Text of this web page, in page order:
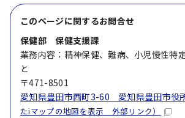
このページに関するお問合せ
保健部 保健支援課
業務内容：精神保健、難病、小児慢性特
と
〒471-8501
愛知県豊田市西町3-60 愛知県豊田市役
たiマップの地図を表示 外部リンク）